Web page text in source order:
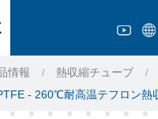
情報 熱収縮チューブ
- 260℃耐高温テフロン熱